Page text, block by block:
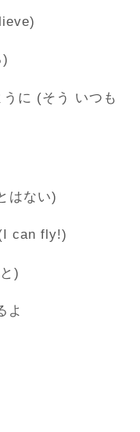
)
に (そう いつも
はない)
can fly!)
)
よ